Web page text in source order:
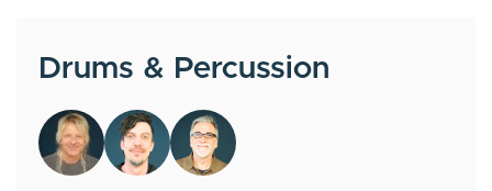
Drums & Percussion